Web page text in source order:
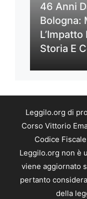
46 Anni
Bologna:
Storia E
Leggilo.org di
Corso Vittorio
Codice
Leggilo.org non è
viene aggiornato
pertanto
della